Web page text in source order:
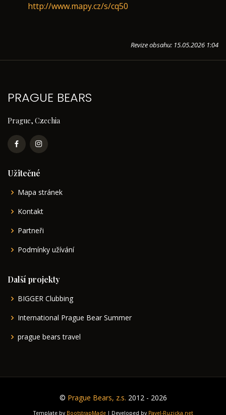
http://www.mapy.cz/s/cq50
Revize obsahu: 15.05.2026 1:04
PRAGUE BEARS
Prague, Czechia
Užitečné
Mapa stránek
Kontakt
Partneři
Podmínky užívání
Další projekty
BIGGER Clubbing
International Prague Bear Summer
prague bears travel
© Prague Bears, z.s. 2012 - 2026
Template by BootstrapMade| Developed by Pavel-Ruzicka.net